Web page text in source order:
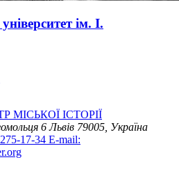
ім. І.
МІСЬКОЇ ІСТОРІЇ
6Львів 79005, Україна
17-34 E-mail: